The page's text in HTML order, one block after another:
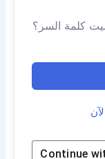
كلمة السر؟
Continue